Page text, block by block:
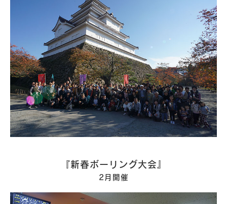
施工例
新築注文住宅
暮らし再生
Event
イベント
Real estate
Philosophy & Promise
経営理念＆5つのお約束
Initiative
取り組み
『新春ボーリング大会』
2月開催